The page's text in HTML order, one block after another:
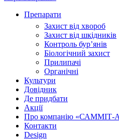
Препарати
Захист від хвороб
Захист від шкідників
Контроль бур’янів
Біологічний захист
Прилипачі
Органічні
Культури
Довідник
Де придбати
Акції
Про компанію
Контакти
Design